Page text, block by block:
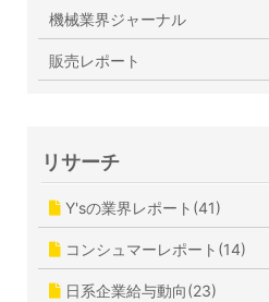
機械業界ジャーナル
販売レポート
リサーチ
Y'sの業界レポート(41)
コンシュマーレポート(14)
日系企業給与動向(23)